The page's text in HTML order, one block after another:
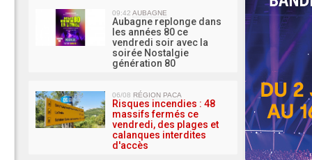
MA
09:42 AUBAGNE
Aubagne replonge dans
les années 80 ce
vendredi soir avec la
soirée Nostalgie
génération 80
06/08 RÉGION PACA
Risques incendies : 48
massifs fermés ce
vendredi, des plages et
calanques interdites
d'accès